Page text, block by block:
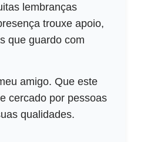
lembranças
trouxe apoio,
que guardo com
amigo. Que este
cercado por pessoas
qualidades.